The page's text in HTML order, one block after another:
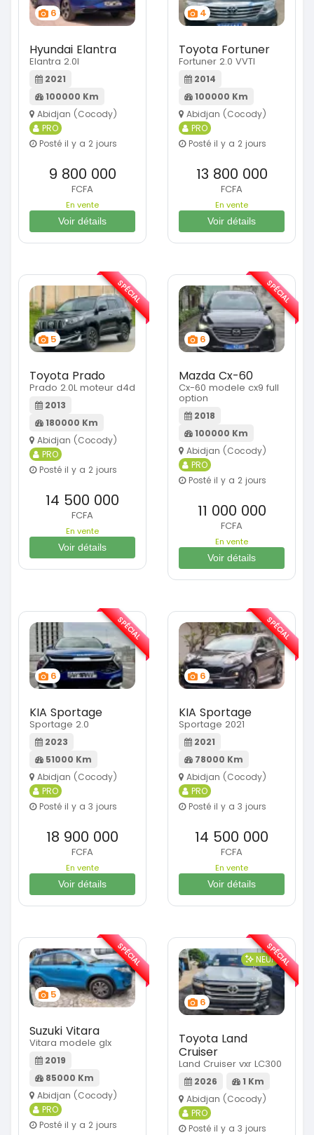
6
Hyundai Elantra
Elantra 2.0l
2021
100000 Km
Abidjan (Cocody)
PRO
Posté il y a 2 jours
9 800 000
FCFA
En vente
Voir détails
4
Toyota Fortuner
Fortuner 2.0 VVTI
2014
100000 Km
Abidjan (Cocody)
PRO
Posté il y a 2 jours
13 800 000
FCFA
En vente
Voir détails
5
Toyota Prado
Prado 2.0L moteur d4d
2013
180000 Km
Abidjan (Cocody)
PRO
Posté il y a 2 jours
14 500 000
FCFA
En vente
Voir détails
SPÉCIAL
6
Mazda Cx-60
Cx-60 modele cx9 full
option
2018
100000 Km
Abidjan (Cocody)
PRO
Posté il y a 2 jours
11 000 000
FCFA
En vente
Voir détails
SPÉCIAL
6
KIA Sportage
Sportage 2.0
2023
51000 Km
Abidjan (Cocody)
PRO
Posté il y a 3 jours
18 900 000
FCFA
En vente
Voir détails
SPÉCIAL
6
KIA Sportage
Sportage 2021
2021
78000 Km
Abidjan (Cocody)
PRO
Posté il y a 3 jours
14 500 000
FCFA
En vente
Voir détails
SPÉCIAL
5
Suzuki Vitara
Vitara modele glx
2019
85000 Km
Abidjan (Cocody)
PRO
Posté il y a 2 jours
SPÉCIAL
6
NEUF
Toyota Land
Cruiser
Land Cruiser vxr LC300
2026
1 Km
Abidjan (Cocody)
PRO
Posté il y a 3 jours
SPÉCIAL